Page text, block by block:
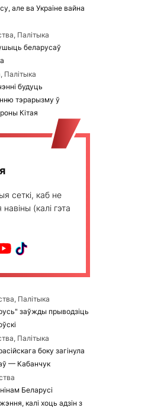
але ва Украіне вайна
Палітыка
беларусаў
Палітыка
будуць
тэрарызму ў
Кітая
сеткі, каб не
(калі гэта
Палітыка
заўжды прыводзіць
Палітыка
боку загінула
— Кабанчук
Беларусі
калі хоць адзін з